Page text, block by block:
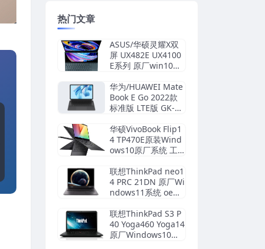
热门文章
ASUS/华硕灵耀X双
屏 UX482E UX4100
E系列 原厂win10系
S Recovery恢复
华为/HUAWEI Mate
Book E Go 2022款
标准版 LTE版 GK-G5
1 21H2系统 工厂文
件 带F10智能还原
华硕VivoBook Flip1
4 TP470E原装Wind
ows10原厂系统 工
overy恢复功能
联想ThinkPad neo1
4 PRC 21DN 原厂Wi
ndows11系统 oem
联想ThinkPad S3 P
40 Yoga460 Yoga14
原厂Windows10专